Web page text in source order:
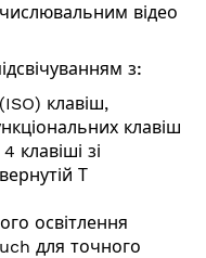
відео
з:
клавіш,
клавіш
клавіші зі
Т
освітлення
для точного